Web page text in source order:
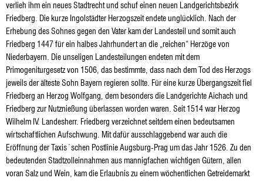
verlieh ihm ein neues Stadtrecht und schuf einen neuen Landgerichtsbezirk
Friedberg. Die kurze Ingolstädter Herzogszeit endete unglücklich. Nach der
Erhebung des Sohnes gegen den Vater kam der Landesteil und somit auch
Friedberg 1447 für ein halbes Jahrhundert an die „reichen“ Herzöge von
Niederbayern. Die unseligen Landesteilungen endeten mit dem
Primogeniturgesetz von 1506, das bestimmte, dass nach dem Tod des Herzogs
jeweils der älteste Sohn Bayern regieren sollte. Für eine kurze Übergangszeit fiel
Friedberg an Herzog Wolfgang, dem besonders die Landgerichte Aichach und
Friedberg zur Nutznießung überlassen worden waren. Seit 1514 war Herzog
Wilhelm IV. Landesherr. Friedberg verzeichnet seitdem einen bedeutsamen
wirtschaftlichen Aufschwung. Mit dafür ausschlaggebend war auch die
Eröffnung der Taxis´schen Postlinie Augsburg-Prag um das Jahr 1526. Zu den
bedeutenden Stadtzolleinnahmen aus mannigfachen wichtigen Gütern, allen
voran Salz und Wein, kam die Erlaubnis zu einem wöchentlichen Getreidemarkt